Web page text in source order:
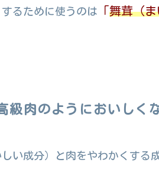
るために使うのは 舞茸（
級肉のようにおいしく
しい成分）と肉をやわかくする